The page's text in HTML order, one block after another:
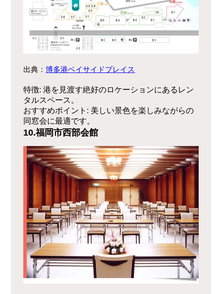
出典：博多港ベイサイドプレイス
特徴: 港を見渡す絶好のロケーションにあるレン
タルスペース。
おすすめポイント : 美しい景色を楽しみながらの
同窓会に最適です。
10.福岡市西部会館